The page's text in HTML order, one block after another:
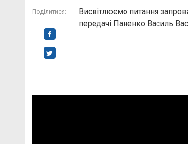
Поділитися:
Висвітлюємо питання
передачі Паненко Василь